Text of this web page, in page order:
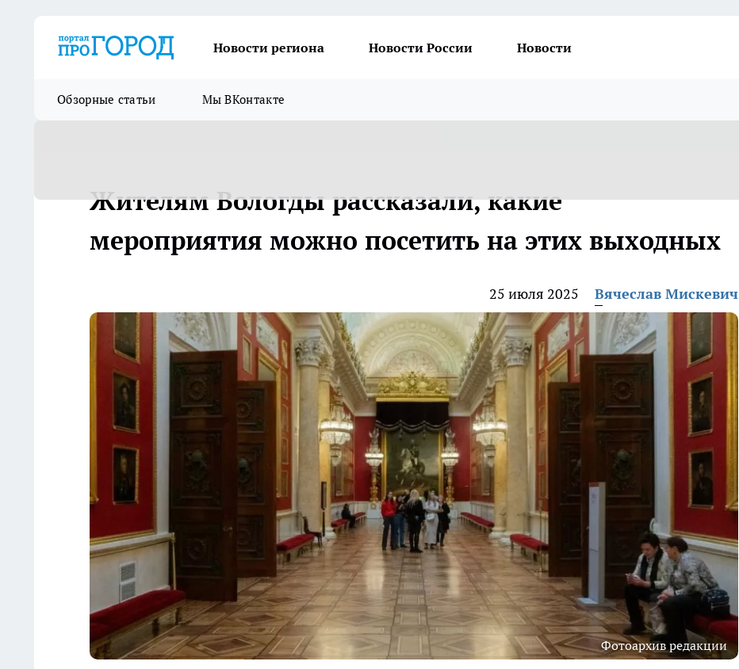
Новости региона Новости России Новости
Обзорные статьи Мы ВКонтакте
Жителям Вологды рассказали, какие
мероприятия можно посетить на этих выходных
25 июля 2025 Вячеслав Мискевич
Фотоархив редакции